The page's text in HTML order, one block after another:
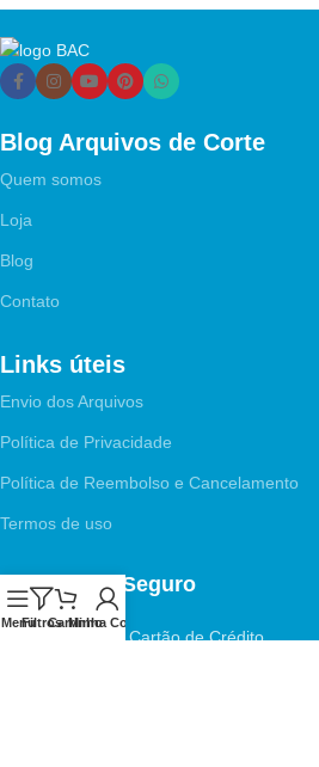
Blog Arquivos de Corte
Quem somos
Loja
Blog
Contato
Links úteis
Envio dos Arquivos
Política de Privacidade
Política de Reembolso e Cancelamento
Termos de uso
Pagamento Seguro
Aceitamos PIX e Cartão de Crédito
MenuFiltrosCarrinho
Minha Conta